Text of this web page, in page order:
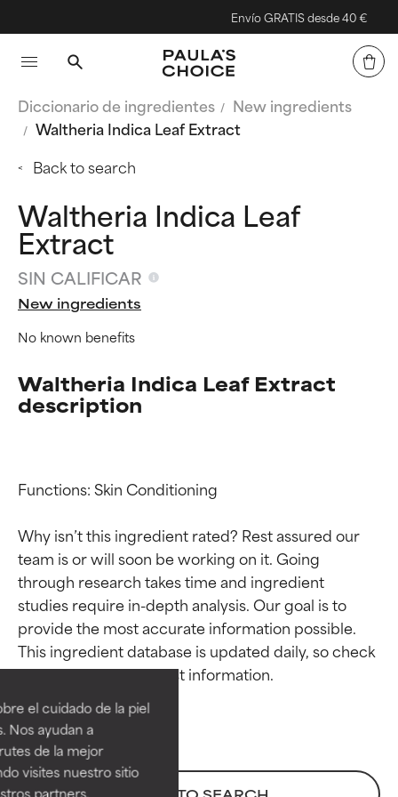
el cuidado de la piel
Nos ayudan a
de la mejor
visites nuestro sitio
partners,
Envío GRATIS desde 40 €
Diccionario de ingredientes
New ingredients
Waltheria Indica Leaf Extract
Back to search
Waltheria Indica Leaf
Extract
SIN CALIFICAR
New ingredients
No known benefits
Waltheria Indica Leaf Extract
description
Functions: Skin Conditioning
Why isn’t this ingredient rated? Rest assured our
team is or will soon be working on it. Going
through research takes time and ingredient
studies require in-depth analysis. Our goal is to
provide the most accurate information possible.
This ingredient database is updated daily, so check
Calificaciones de
ingredientes
EXCELENTE
Ingrediente sobresaliente con
beneficios reales para la piel. Su
eficacia está demostrada y
Calificaciones de
ingredientes
EXCELENTE
Ingrediente sobresaliente con
beneficios reales para la piel. Su
eficacia está demostrada y